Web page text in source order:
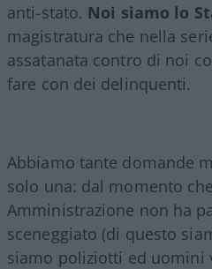
anti-stato. Noi siamo lo
magistratura che nella
assatanata contro di noi
fare con dei delinquenti.
Abbiamo tante domande
solo una: dal momento
Amministrazione non ha
sceneggiato (di questo
siamo poliziotti ed uomini